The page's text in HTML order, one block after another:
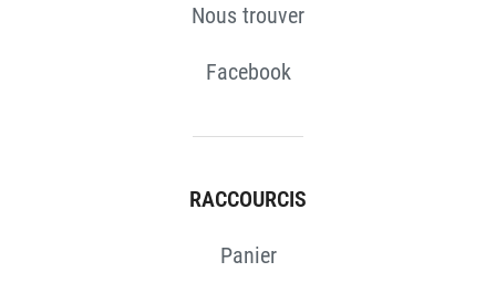
Nous trouver
Facebook
RACCOURCIS
Panier